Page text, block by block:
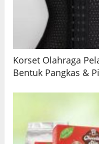
Korset Olahraga
Bentuk Pangkas &